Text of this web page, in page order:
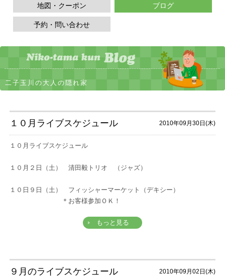
地図・クーポン ブログ
予約・問い合わせ
二子玉川の大人の隠れ家
１０月ライブスケジュール 2010年09月30日(木)
１０月ライブスケジュール
１０月２日（土） 清田毅トリオ （ジャズ）
１０日９日（土） フィッシャーマーケット（デキシー）
＊お客様参加ＯＫ！
もっと見る
９月のライブスケジュール 2010年09月02日(木)